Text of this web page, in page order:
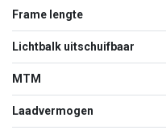
Frame lengte
Lichtbalk uitschuifbaar
MTM
Laadvermogen